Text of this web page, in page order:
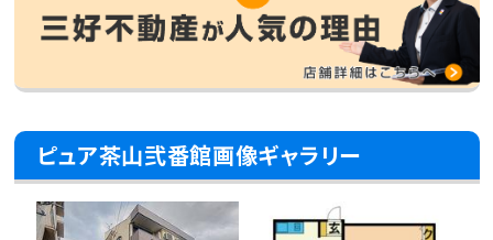
ピュア茶山弐番館画像ギャラリー